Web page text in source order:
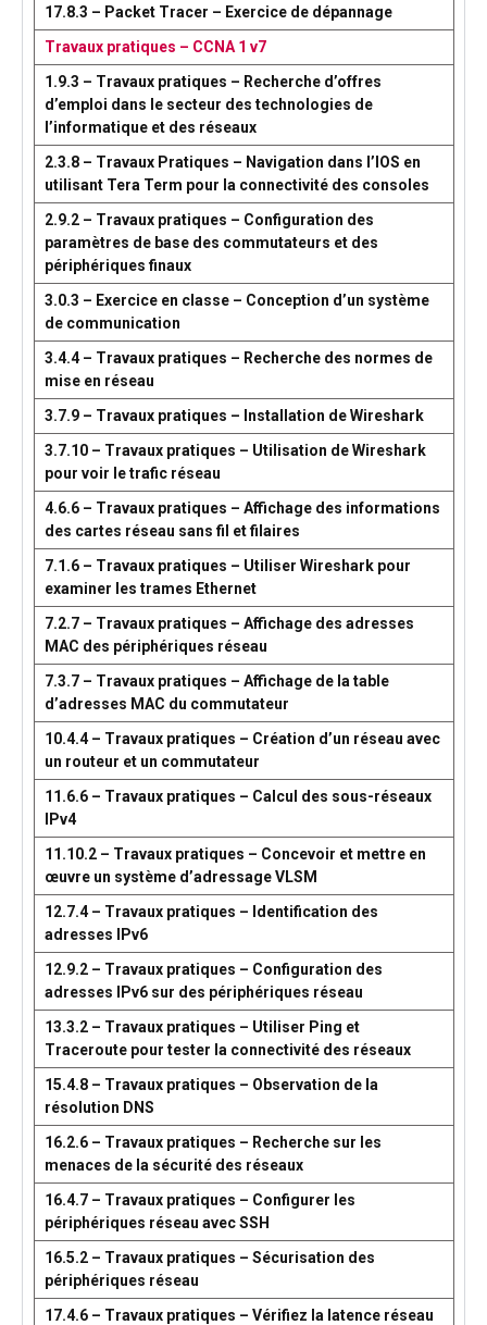
17.8.3 – Packet Tracer – Exercice de dépannage
Travaux pratiques – CCNA 1 v7
1.9.3 – Travaux pratiques – Recherche d’offres
d’emploi dans le secteur des technologies de
l’informatique et des réseaux
2.3.8 – Travaux Pratiques – Navigation dans l’IOS en
utilisant Tera Term pour la connectivité des consoles
2.9.2 – Travaux pratiques – Configuration des
paramètres de base des commutateurs et des
périphériques finaux
3.0.3 – Exercice en classe – Conception d’un système
de communication
3.4.4 – Travaux pratiques – Recherche des normes de
mise en réseau
3.7.9 – Travaux pratiques – Installation de Wireshark
3.7.10 – Travaux pratiques – Utilisation de Wireshark
pour voir le trafic réseau
4.6.6 – Travaux pratiques – Affichage des informations
des cartes réseau sans fil et filaires
7.1.6 – Travaux pratiques – Utiliser Wireshark pour
examiner les trames Ethernet
7.2.7 – Travaux pratiques – Affichage des adresses
MAC des périphériques réseau
7.3.7 – Travaux pratiques – Affichage de la table
d’adresses MAC du commutateur
10.4.4 – Travaux pratiques – Création d’un réseau avec
un routeur et un commutateur
11.6.6 – Travaux pratiques – Calcul des sous-réseaux
IPv4
11.10.2 – Travaux pratiques – Concevoir et mettre en
œuvre un système d’adressage VLSM
12.7.4 – Travaux pratiques – Identification des
adresses IPv6
12.9.2 – Travaux pratiques – Configuration des
adresses IPv6 sur des périphériques réseau
13.3.2 – Travaux pratiques – Utiliser Ping et
Traceroute pour tester la connectivité des réseaux
15.4.8 – Travaux pratiques – Observation de la
résolution DNS
16.2.6 – Travaux pratiques – Recherche sur les
menaces de la sécurité des réseaux
16.4.7 – Travaux pratiques – Configurer les
périphériques réseau avec SSH
16.5.2 – Travaux pratiques – Sécurisation des
périphériques réseau
17.4.6 – Travaux pratiques – Vérifiez la latence réseau